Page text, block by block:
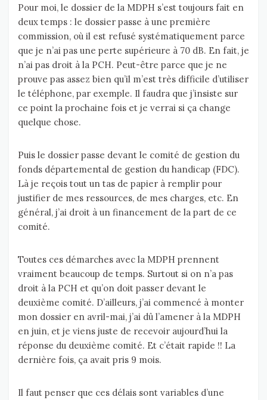
Pour moi, le dossier de la MDPH s’est toujours fait en
deux temps : le dossier passe à une première
commission, où il est refusé systématiquement parce
que je n’ai pas une perte supérieure à 70 dB. En fait, je
n’ai pas droit à la PCH. Peut-être parce que je ne
prouve pas assez bien qu’il m’est très difficile d’utiliser
le téléphone, par exemple. Il faudra que j’insiste sur
ce point la prochaine fois et je verrai si ça change
quelque chose.
Puis le dossier passe devant le comité de gestion du
fonds départemental de gestion du handicap (FDC).
Là je reçois tout un tas de papier à remplir pour
justifier de mes ressources, de mes charges, etc. En
général, j’ai droit à un financement de la part de ce
comité.
Toutes ces démarches avec la MDPH prennent
vraiment beaucoup de temps. Surtout si on n’a pas
droit à la PCH et qu’on doit passer devant le
deuxième comité. D’ailleurs, j’ai commencé à monter
mon dossier en avril-mai, j’ai dû l’amener à la MDPH
en juin, et je viens juste de recevoir aujourd’hui la
réponse du deuxième comité. Et c’était rapide !! La
dernière fois, ça avait pris 9 mois.
Il faut penser que ces délais sont variables d’une